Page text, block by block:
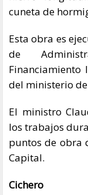
cuneta de
Esta obra es
de
Financiamiento
del ministerio
El ministro
los trabajos
puntos de obra
Capital.
Cichero